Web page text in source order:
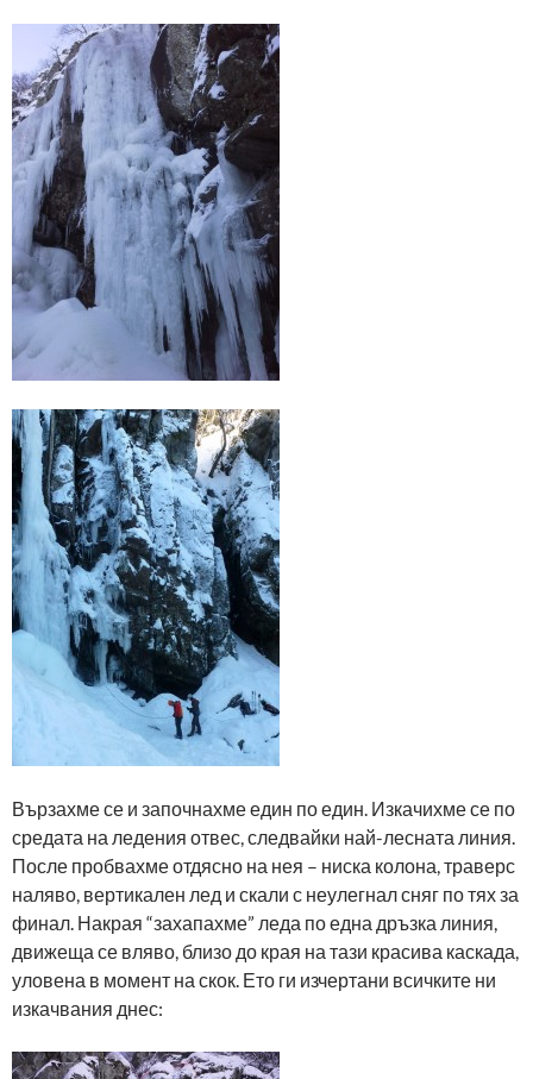
Вързахме се и започнахме един по един. Изкачихме се по
средата на ледения отвес, следвайки най-лесната линия.
После пробвахме отдясно на нея – ниска колона, траверс
наляво, вертикален лед и скали с неулегнал сняг по тях за
финал. Накрая “захапахме” леда по една дръзка линия,
движеща се вляво, близо до края на тази красива каскада,
уловена в момент на скок. Ето ги изчертани всичките ни
изкачвания днес: